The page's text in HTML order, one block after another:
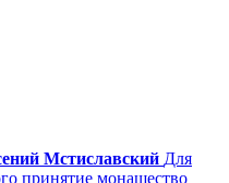
Мстиславский Для
принятие монашество